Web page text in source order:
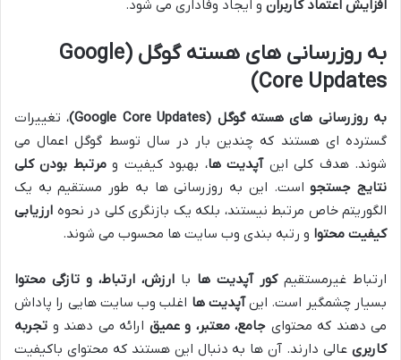
افزایش اعتماد کاربران و ایجاد وفاداری می شود.
به روزرسانی های هسته گوگل (Google
Core Updates)
به روزرسانی های هسته گوگل (Google Core Updates)
، تغییرات
گسترده ای هستند که چندین بار در سال توسط گوگل اعمال می
شوند. هدف کلی اینآپدیت ها، بهبود کیفیت ومرتبط بودن کلی
نتایج جستجواست. این به روزرسانی ها به طور مستقیم به یک
الگوریتم خاص مرتبط نیستند، بلکه یک بازنگری کلی در نحوه ارزیابی
کیفیت محتوا و رتبه بندی وب سایت ها محسوب می شوند.
ارتباط غیرمستقیمکور آپدیت ها با ارزش، ارتباط، و تازگی محتوا
بسیار چشمگیر است. اینآپدیت ها اغلب وب سایت هایی را پاداش
می دهند که محتوای جامع، معتبر، و عمیق ارائه می دهند و تجربه
کاربری عالی دارند. آن ها به دنبال این هستند که محتوای باکیفیت